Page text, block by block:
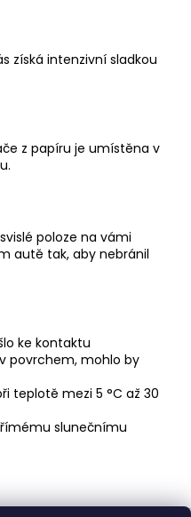
získá intenzivní sladkou
z papíru je umístěna v
poloze na vámi
autě tak, aby nebránil
ke kontaktu
povrchem, mohlo by
teplotě mezi 5 °C až 30
slunečnímu